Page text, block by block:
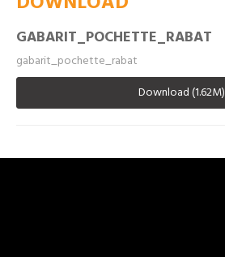
GABARIT_POCHETTE_RABAT
gabarit_pochette_rabat
Download (1.62M)